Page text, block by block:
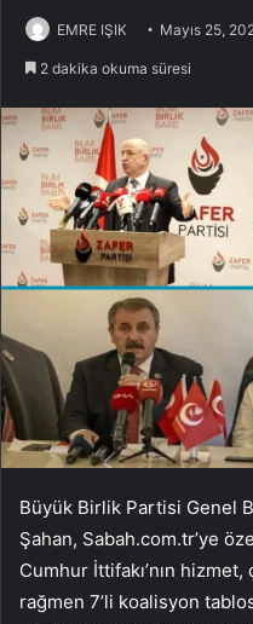
EMRE IŞIK Mayıs 25,
2 dakika okuma süresi
Büyük Birlik Partisi Genel
Şahan, Sabah.com.tr’ye
Cumhur İttifakı’nın
rağmen 7’li koalisyon